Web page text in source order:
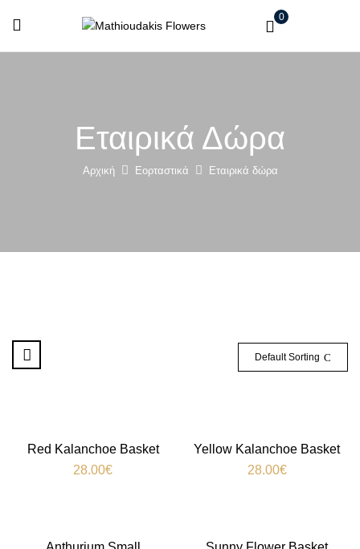
0
Εταιρικά Δώρα
Αρχική Εορταστικά Εταιρικά δώρα
Default Sorting
Red Kalanchoe Basket
28.00€
Yellow Kalanchoe Basket
28.00€